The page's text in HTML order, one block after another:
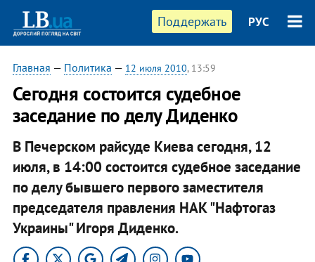
Поддержать РУС
Главная — Политика — 12 июля 2010, 13:59
Сегодня состоится судебное
заседание по делу Диденко
В Печерском райсуде Киева сегодня, 12
июля, в 14:00 состоится судебное заседание
по делу бывшего первого заместителя
председателя правления НАК "Нафтогаз
Украины" Игоря Диденко.